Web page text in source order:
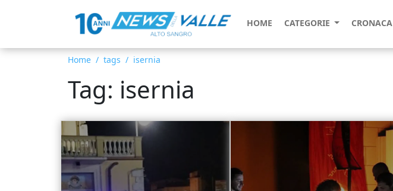
HOME CATEGORIE CRONACA
Home tags isernia
Tag: isernia